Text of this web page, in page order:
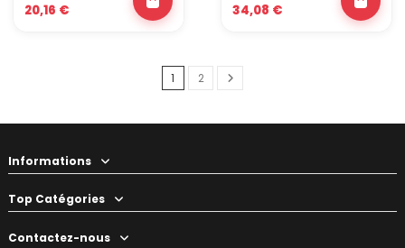
20,16 € 34,08 €
1 2
Informations
Top Catégories
Contactez-nous